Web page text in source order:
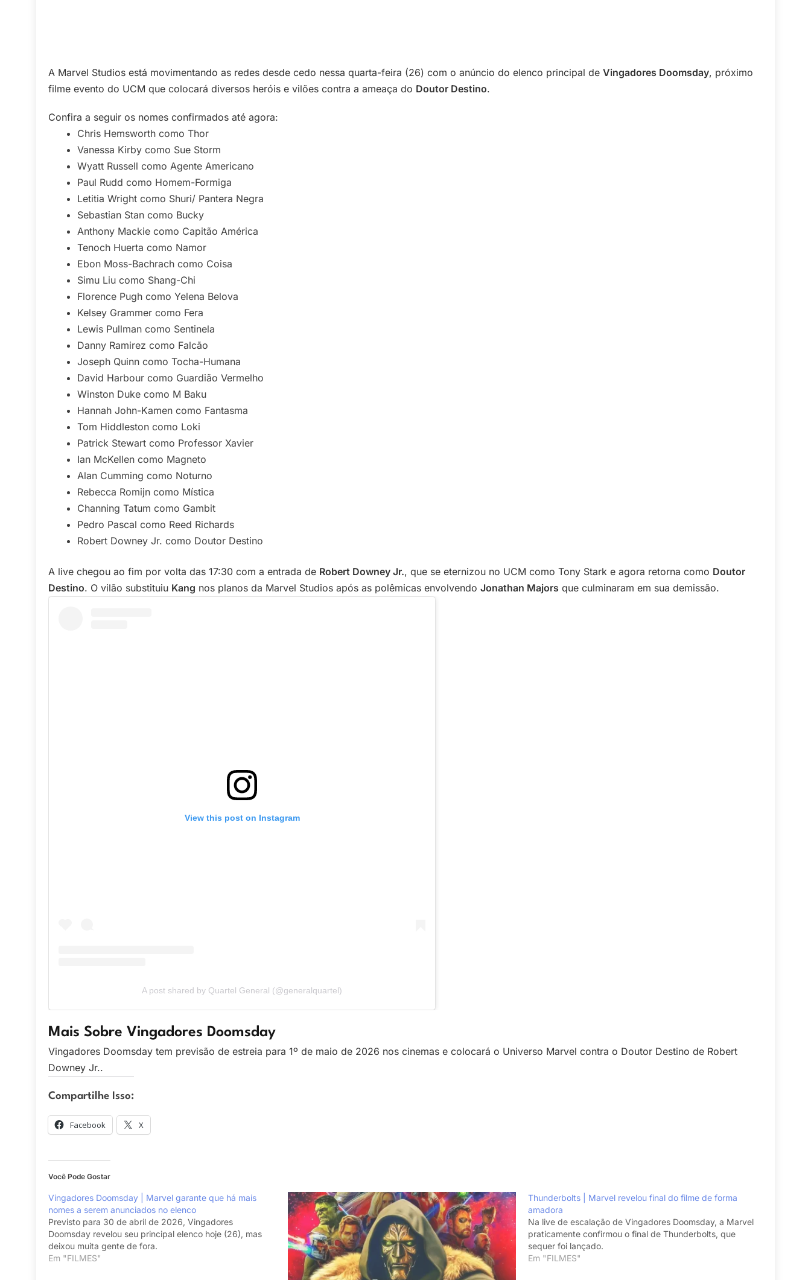
A Marvel Studios está movimentando as redes desde cedo nessa quarta-feira (26) com o anúncio do elenco principal de Vingadores Doomsday, próximo
filme evento do UCM que colocará diversos heróis e vilões contra a ameaça do Doutor Destino.
Confira a seguir os nomes confirmados até agora:
Chris Hemsworth como Thor
Vanessa Kirby como Sue Storm
Wyatt Russell como Agente Americano
Paul Rudd como Homem-Formiga
Letitia Wright como Shuri/ Pantera Negra
Sebastian Stan como Bucky
Anthony Mackie como Capitão América
Tenoch Huerta como Namor
Ebon Moss-Bachrach como Coisa
Simu Liu como Shang-Chi
Florence Pugh como Yelena Belova
Kelsey Grammer como Fera
Lewis Pullman como Sentinela
Danny Ramirez como Falcão
Joseph Quinn como Tocha-Humana
David Harbour como Guardião Vermelho
Winston Duke como M Baku
Hannah John-Kamen como Fantasma
Tom Hiddleston como Loki
Patrick Stewart como Professor Xavier
Ian McKellen como Magneto
Alan Cumming como Noturno
Rebecca Romijn como Mística
Channing Tatum como Gambit
Pedro Pascal como Reed Richards
Robert Downey Jr. como Doutor Destino
A live chegou ao fim por volta das 17:30 com a entrada de Robert Downey Jr., que se eternizou no UCM como Tony Stark e agora retorna como Doutor
Destino. O vilão substituiu Kang nos planos da Marvel Studios após as polêmicas envolvendo Jonathan Majors que culminaram em sua demissão.
View this post on Instagram
A post shared by Quartel General (@generalquartel)
Mais Sobre Vingadores Doomsday
Vingadores Doomsday tem previsão de estreia para 1º de maio de 2026 nos cinemas e colocará o Universo Marvel contra o Doutor Destino de Robert
Downey Jr..
Compartilhe Isso:
Facebook X
Você Pode Gostar
Vingadores Doomsday | Marvel garante que há mais
nomes a serem anunciados no elenco
Previsto para 30 de abril de 2026, Vingadores
Doomsday revelou seu principal elenco hoje (26), mas
deixou muita gente de fora.
Em "FILMES"
Thunderbolts | Marvel revelou final do filme de forma
amadora
Na live de escalação de Vingadores Doomsday, a Marvel
praticamente confirmou o final de Thunderbolts, que
sequer foi lançado.
Em "FILMES"